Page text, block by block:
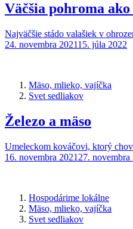
Väčšia pohroma
Najväčšie stádo valašiek v
24. novembra 202115. júla 2022
Mäso, mlieko, vajíčka
Svet sedliakov
Železo a mäso
Umeleckom kováčovi, ktorý
16. novembra 2021 27. novembra
Hospodárime lokálne
Mäso, mlieko, vajíčka
Svet sedliakov